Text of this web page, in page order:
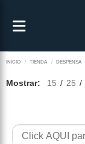
INICIO / TIENDA / DESPENSA
Mostrar: 15 / 25 /